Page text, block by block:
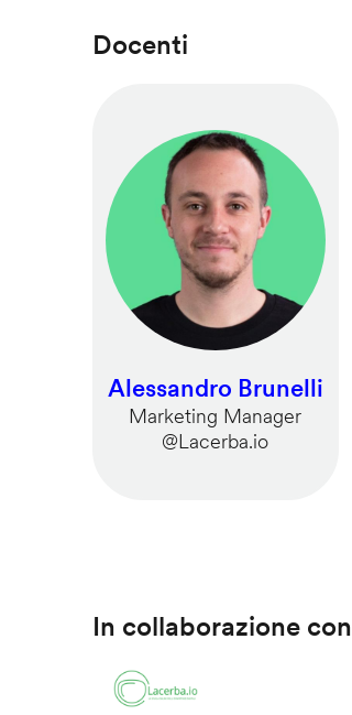
Docenti
Alessandro Brunelli
Marketing Manager
@Lacerba.io
In collaborazione con